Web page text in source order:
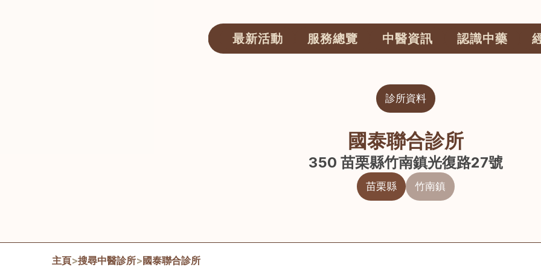
最新活動 服務總覽 中醫資訊 認識中藥
診所資料
國泰聯合診所
350 苗栗縣竹南鎮光復路27號
苗栗縣 竹南鎮
主頁>搜尋中醫診所> 國泰聯合診所